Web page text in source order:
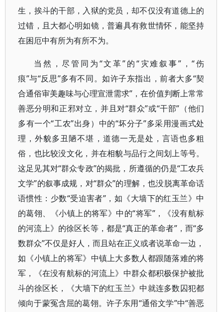
生，挨斗的干部，入狱的党员，却不仅没有道德上的
过错，且大都心明如镜，普遍具有救世情怀，能坚持
在困厄中有所为有所不为。
当然，尽管同为“文革”的“灾难叙事”，“伤
痕”与“反思”多有不同。如许子东指出，前者大多“契
合通俗审美趣味与心理宣泄需求”，在价值判断上常常
善恶分明和正邪对立，并且对“群众”或“干部”（他们
多有一个“工农”出身）中的“坏分子”多采用漫画式处
理，外貌多丑陋不堪，道德一无是处，言语也多粗
俗，也比较没文化，并在相貌与品行之间划上等号。
这足见其对“群众专政”的揭批，所遵循的仍是“工农兵
文学”的叙事成规，对“群众”的理解，也没脱离革命话
语惯性：少数“受迫害者”，如《大墙下的红玉兰》中
的葛翎、《小镇上的将军》中的“将军”，《没有航标
的河流上》的徐区长等，都是“真正的革命者”，而“多
数群众”不仅是好人，而且站在正义或者说革命一边，
如《小镇上的将军》中镇上大多数人都跟随落难的将
军，《在没有航标的河流上》中群众都积极保护被批
斗的徐区长，《大墙下的红玉兰》中就连多数囚犯都
倾向于蒙冤含屈的葛翎。许子东用“通俗文学”中“善恶